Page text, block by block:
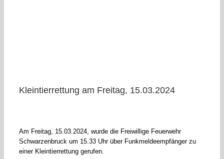
Kleintierrettung am Freitag, 15.03.2024
Am Freitag, 15.03.2024, wurde die Freiwillige Feuerwehr
Schwarzenbruck um 15.33 Uhr über Funkmeldeempfänger zu
einer Kleintierrettung gerufen.